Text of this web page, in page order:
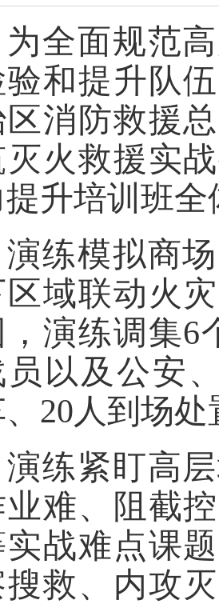
为全面规范
验和提升队
区消防救援
灭火救援实
提升培训班
演练模拟商
域联动火
，演练调集6
员以及公安
20人到场处
演练紧盯高
业难、阻截
实战难点课
搜救、内攻